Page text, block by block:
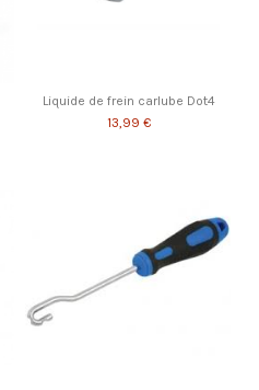
Liquide de frein carlube Dot4
13,99 €